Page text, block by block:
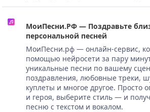
МоиПесни.РФ — Поздравьте
персональной песней
МоиПесни.рф — онлайн-сервис,
помощью нейросети за пару
уникальные песни по вашему
поздравления, любовные треки,
куплеты и многое другое. Просто
и героя, выберите стиль — и
песню с текстом и вокалом.